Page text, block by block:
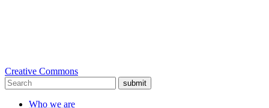
Creative Commons
submit
Who we are